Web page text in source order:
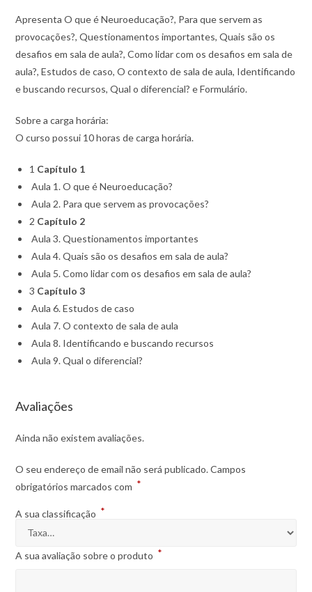
Apresenta O que é Neuroeducação?, Para que servem as
provocações?, Questionamentos importantes, Quais são os
desafios em sala de aula?, Como lidar com os desafios em sala de
aula?, Estudos de caso, O contexto de sala de aula, Identificando
e buscando recursos, Qual o diferencial? e Formulário.
Sobre a carga horária:
O curso possui 10 horas de carga horária.
1 Capítulo 1
Aula 1. O que é Neuroeducação?
Aula 2. Para que servem as provocações?
2 Capítulo 2
Aula 3. Questionamentos importantes
Aula 4. Quais são os desafios em sala de aula?
Aula 5. Como lidar com os desafios em sala de aula?
3 Capítulo 3
Aula 6. Estudos de caso
Aula 7. O contexto de sala de aula
Aula 8. Identificando e buscando recursos
Aula 9. Qual o diferencial?
Avaliações
Ainda não existem avaliações.
O seu endereço de email não será publicado. Campos
obrigatórios marcados com *
A sua classificação *
A sua avaliação sobre o produto *